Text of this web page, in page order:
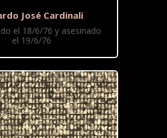
José Cardinali
el 18/6/76 y asesinado
el 19/6/76